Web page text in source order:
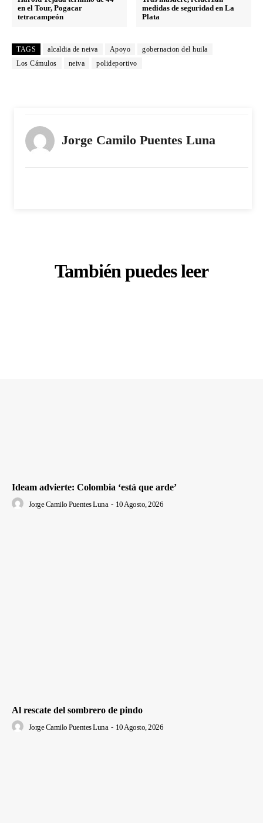
en el Tour, Pogacar
tetracampeón
medidas de seguridad en La
Plata
TAGS alcaldia de neiva Apoyo
gobernacion del huila
Los Cámulos
neiva polideportivo
Jorge Camilo Puentes Luna
También puedes leer
Ideam advierte: Colombia ‘está que arde’
Jorge Camilo Puentes Luna - 10 Agosto, 2026
Al rescate del sombrero de pindo
Jorge Camilo Puentes Luna - 10 Agosto, 2026